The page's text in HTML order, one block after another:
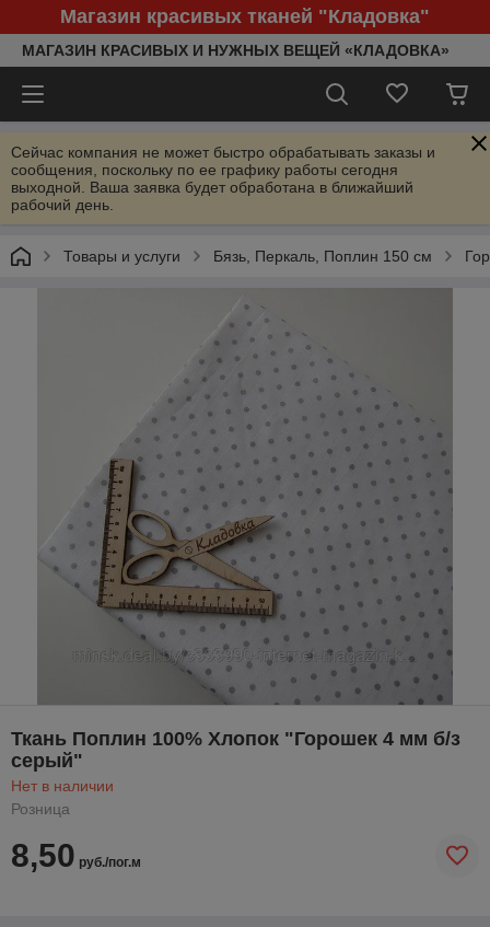
Магазин красивых тканей "Кладовка"
МАГАЗИН КРАСИВЫХ И НУЖНЫХ ВЕЩЕЙ «КЛАДОВКА»
Сейчас компания не может быстро обрабатывать заказы и
сообщения, поскольку по ее графику работы сегодня
выходной. Ваша заявка будет обработана в ближайший
рабочий день.
Товары и услуги Бязь, Перкаль, Поплин 150 см
Ткань Поплин 100% Хлопок "Горошек 4 мм б/з
серый"
Нет в наличии
Розница
8,50 руб./пог.м